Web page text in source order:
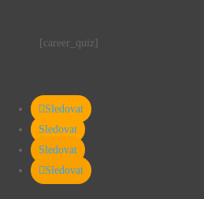
[career_quiz]
Sledovat
Sledovat
Sledovat
Sledovat